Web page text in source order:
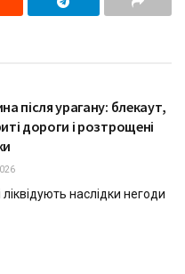
після урагану: блекаут,
дороги і розтрощені
ліквідують наслідки негоди